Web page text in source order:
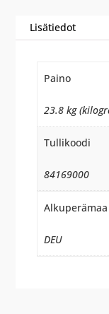
Lisätiedot
Paino
23.8 kg
Tullikoodi
84169000
Alkuperämaa
DEU